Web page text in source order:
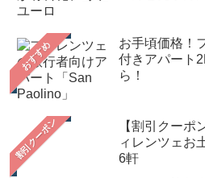
おすすめ
お手頃価格！
付きアパート
ら！
【割引クーポ
ィレンツェお
6軒